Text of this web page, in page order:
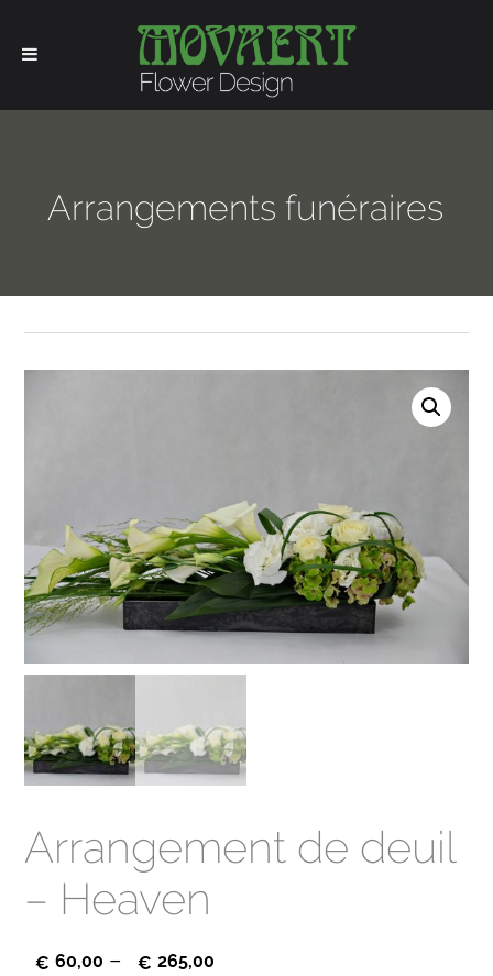
Arrangements funéraires
Arrangement de deuil
– Heaven
€ 60,00 – € 265,00